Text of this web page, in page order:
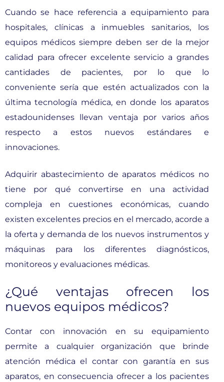
Cuando se hace referencia a equipamiento para
hospitales, clínicas a inmuebles sanitarios, los
equipos médicos siempre deben ser de la mejor
calidad para ofrecer excelente servicio a grandes
cantidades de pacientes, por lo que lo
conveniente sería que estén actualizados con la
última tecnología médica, en donde los aparatos
estadounidenses llevan ventaja por varios años
respecto a estos nuevos estándares e
innovaciones.
Adquirir abastecimiento de aparatos médicos no
tiene por qué convertirse en una actividad
compleja en cuestiones económicas, cuando
existen excelentes precios en el mercado, acorde a
la oferta y demanda de los nuevos instrumentos y
máquinas para los diferentes diagnósticos,
monitoreos y evaluaciones médicas.
¿Qué ventajas ofrecen los
nuevos equipos médicos?
Contar con innovación en su equipamiento
permite a cualquier organización que brinde
atención médica el contar con garantía en sus
aparatos, en consecuencia ofrecer a los pacientes